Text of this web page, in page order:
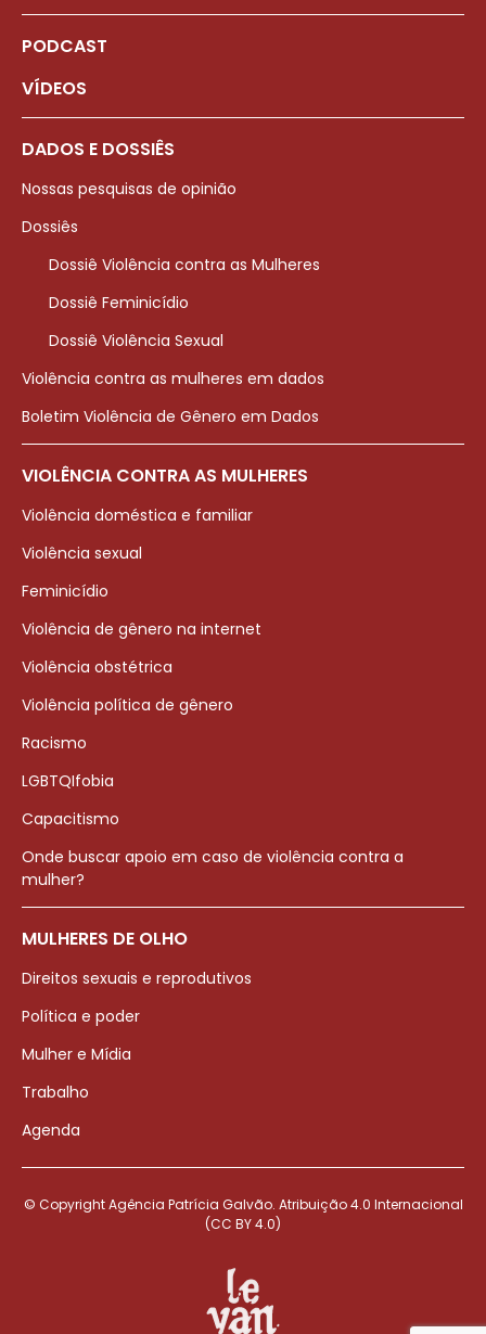
PODCAST
VÍDEOS
DADOS E DOSSIÊS
Nossas pesquisas de opinião
Dossiês
Dossiê Violência contra as Mulheres
Dossiê Feminicídio
Dossiê Violência Sexual
Violência contra as mulheres em dados
Boletim Violência de Gênero em Dados
VIOLÊNCIA CONTRA AS MULHERES
Violência doméstica e familiar
Violência sexual
Feminicídio
Violência de gênero na internet
Violência obstétrica
Violência política de gênero
Racismo
LGBTQIfobia
Capacitismo
Onde buscar apoio em caso de violência contra a
mulher?
MULHERES DE OLHO
Direitos sexuais e reprodutivos
Política e poder
Mulher e Mídia
Trabalho
Agenda
© Copyright Agência Patrícia Galvão. Atribuição 4.0 Internacional
(CC BY 4.0)